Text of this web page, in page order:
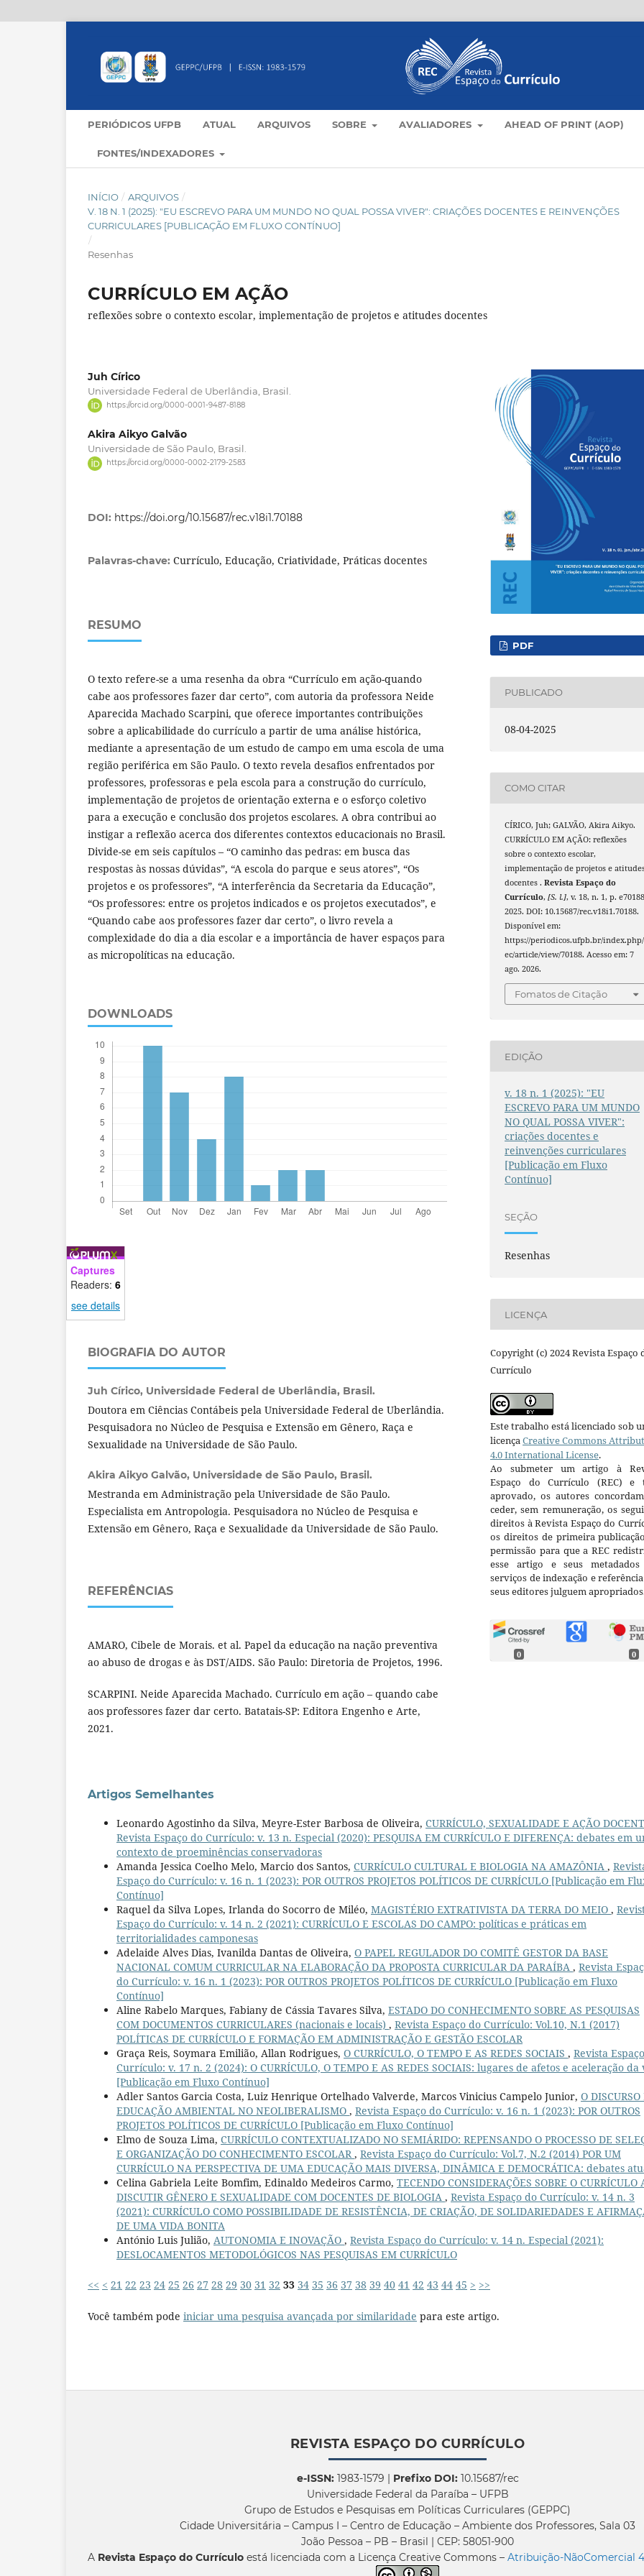
PERIÓDICOS UFPB ATUAL ARQUIVOS SOBRE AVALIADORES AHEAD OF PRINT (AOP)
FONTES/INDEXADORES
INÍCIO / ARQUIVOS /
V. 18 N. 1 (2025): "EU ESCREVO PARA UM MUNDO NO QUAL POSSA VIVER": CRIAÇÕES DOCENTES E REINVENÇÕES
CURRICULARES [PUBLICAÇÃO EM FLUXO CONTÍNUO]
/
Resenhas
CURRÍCULO EM AÇÃO
reflexões sobre o contexto escolar, implementação de projetos e atitudes docentes
Juh Círico
Universidade Federal de Uberlândia, Brasil.
https://orcid.org/0000-0001-9487-8188
Akira Aikyo Galvão
Universidade de São Paulo, Brasil.
https://orcid.org/0000-0002-2179-2583
DOI: https://doi.org/10.15687/rec.v18i1.70188
Palavras-chave: Currículo, Educação, Criatividade, Práticas docentes
RESUMO
O texto refere-se a uma resenha da obra “Currículo em ação-quando
cabe aos professores fazer dar certo”, com autoria da professora Neide
Aparecida Machado Scarpini, que oferece importantes contribuições
sobre a aplicabilidade do currículo a partir de uma análise histórica,
mediante a apresentação de um estudo de campo em uma escola de uma
região periférica em São Paulo. O texto revela desafios enfrentados por
professores, professoras e pela escola para a construção do currículo,
implementação de projetos de orientação externa e o esforço coletivo
para a execução e conclusão dos projetos escolares. A obra contribui ao
instigar a reflexão acerca dos diferentes contextos educacionais no Brasil.
Divide-se em seis capítulos – “O caminho das pedras: em busca das
respostas às nossas dúvidas”, “A escola do parque e seus atores”, “Os
projetos e os professores”, “A interferência da Secretaria da Educação”,
“Os professores: entre os projetos indicados e os projetos executados”, e
“Quando cabe aos professores fazer dar certo”, o livro revela a
complexidade do dia a dia escolar e a importância de haver espaços para
as micropolíticas na educação.
DOWNLOADS
Captures
Readers: 6
see details
BIOGRAFIA DO AUTOR
Juh Círico, Universidade Federal de Uberlândia, Brasil.
Doutora em Ciências Contábeis pela Universidade Federal de Uberlândia.
Pesquisadora no Núcleo de Pesquisa e Extensão em Gênero, Raça e
Sexualidade na Universidade de São Paulo.
Akira Aikyo Galvão, Universidade de São Paulo, Brasil.
Mestranda em Administração pela Universidade de São Paulo.
Especialista em Antropologia. Pesquisadora no Núcleo de Pesquisa e
Extensão em Gênero, Raça e Sexualidade da Universidade de São Paulo.
REFERÊNCIAS
AMARO, Cibele de Morais. et al. Papel da educação na nação preventiva
ao abuso de drogas e às DST/AIDS. São Paulo: Diretoria de Projetos, 1996.
SCARPINI. Neide Aparecida Machado. Currículo em ação – quando cabe
aos professores fazer dar certo. Batatais-SP: Editora Engenho e Arte,
2021.
PDF
PUBLICADO
08-04-2025
COMO CITAR
CÍRICO, Juh; GALVÃO, Akira Aikyo.
CURRÍCULO EM AÇÃO: reflexões
sobre o contexto escolar,
implementação de projetos e
docentes .Revista Espaço do
Currículo,[S. l.], v. 18, n. 1, p.
2025. DOI: 10.15687/rec.v18i1.70188.
Disponível em:
https://periodicos.ufpb.br/
ec/article/view/70188. Acesso em: 7
ago. 2026.
Fomatos de Citação
EDIÇÃO
v. 18 n. 1 (2025): "EU
ESCREVO PARA UM MUNDO
NO QUAL POSSA VIVER":
criações docentes e
reinvenções curriculares
[Publicação em Fluxo
Contínuo]
SEÇÃO
Resenhas
LICENÇA
Copyright (c) 2024 Revista Espaço
Currículo
Este trabalho está licenciado sob
licençaCreative Commons
4.0 International License.
Ao submeter um artigo à
Espaço do Currículo (REC) e
aprovado, os autores
ceder, sem remuneração, os
direitos à Revista Espaço do
os direitos de primeira
permissão para que a REC
esse artigo e seus metadados
serviços de indexação e
seus editores julguem
0 0
Artigos Semelhantes
Leonardo Agostinho da Silva, Meyre-Ester Barbosa de Oliveira, CURRÍCULO, SEXUALIDADE E AÇÃO
Revista Espaço do Currículo: v. 13 n. Especial (2020): PESQUISA EM CURRÍCULO E DIFERENÇA: debates em
contexto de proeminências conservadoras
Amanda Jessica Coelho Melo, Marcio dos Santos, CURRÍCULO CULTURAL E BIOLOGIA NA AMAZÔNIA ,
Espaço do Currículo: v. 16 n. 1 (2023): POR OUTROS PROJETOS POLÍTICOS DE CURRÍCULO [Publicação em
Contínuo]
Raquel da Silva Lopes, Irlanda do Socorro de Miléo, MAGISTÉRIO EXTRATIVISTA DA TERRA DO MEIO ,
Espaço do Currículo: v. 14 n. 2 (2021): CURRÍCULO E ESCOLAS DO CAMPO: políticas e práticas em
territorialidades camponesas
Adelaide Alves Dias, Ivanilda Dantas de Oliveira, O PAPEL REGULADOR DO COMITÊ GESTOR DA BASE
NACIONAL COMUM CURRICULAR NA ELABORAÇÃO DA PROPOSTA CURRICULAR DA PARAÍBA , Revista
do Currículo: v. 16 n. 1 (2023): POR OUTROS PROJETOS POLÍTICOS DE CURRÍCULO [Publicação em Fluxo
Contínuo]
Aline Rabelo Marques, Fabiany de Cássia Tavares Silva, ESTADO DO CONHECIMENTO SOBRE AS PESQUISAS
COM DOCUMENTOS CURRICULARES (nacionais e locais) , Revista Espaço do Currículo: Vol.10, N.1 (2017)
POLÍTICAS DE CURRÍCULO E FORMAÇÃO EM ADMINISTRAÇÃO E GESTÃO ESCOLAR
Graça Reis, Soymara Emilião, Allan Rodrigues, O CURRÍCULO, O TEMPO E AS REDES SOCIAIS , Revista
Currículo: v. 17 n. 2 (2024): O CURRÍCULO, O TEMPO E AS REDES SOCIAIS: lugares de afetos e aceleração da
[Publicação em Fluxo Contínuo]
Adler Santos Garcia Costa, Luiz Henrique Ortelhado Valverde, Marcos Vinicius Campelo Junior, O DISCURSO
EDUCAÇÃO AMBIENTAL NO NEOLIBERALISMO , Revista Espaço do Currículo: v. 16 n. 1 (2023): POR OUTROS
PROJETOS POLÍTICOS DE CURRÍCULO [Publicação em Fluxo Contínuo]
Elmo de Souza Lima, CURRÍCULO CONTEXTUALIZADO NO SEMIÁRIDO: REPENSANDO O PROCESSO DE
E ORGANIZAÇÃO DO CONHECIMENTO ESCOLAR , Revista Espaço do Currículo: Vol.7, N.2 (2014) POR UM
CURRÍCULO NA PERSPECTIVA DE UMA EDUCAÇÃO MAIS DIVERSA, DINÂMICA E DEMOCRÁTICA: debates
Celina Gabriela Leite Bomfim, Edinaldo Medeiros Carmo, TECENDO CONSIDERAÇÕES SOBRE O CURRÍCULO
DISCUTIR GÊNERO E SEXUALIDADE COM DOCENTES DE BIOLOGIA , Revista Espaço do Currículo: v. 14 n. 3
(2021): CURRÍCULO COMO POSSIBILIDADE DE RESISTÊNCIA, DE CRIAÇÃO, DE SOLIDARIEDADES E
DE UMA VIDA BONITA
António Luis Julião, AUTONOMIA E INOVAÇÃO , Revista Espaço do Currículo: v. 14 n. Especial (2021):
DESLOCAMENTOS METODOLÓGICOS NAS PESQUISAS EM CURRÍCULO
<< < 21 22 23 24 25 26 27 28 29 30 31 32 33 34 35 36 37 38 39 40 41 42 43 44 45 > >>
Você também pode iniciar uma pesquisa avançada por similaridade para este artigo.
REVISTA ESPAÇO DO CURRÍCULO
e-ISSN:1983-1579 | Prefixo DOI:10.15687/rec
Universidade Federal da Paraíba – UFPB
Grupo de Estudos e Pesquisas em Políticas Curriculares (GEPPC)
Cidade Universitária – Campus I – Centro de Educação – Ambiente dos Professores, Sala 03
João Pessoa – PB – Brasil | CEP: 58051-900
A Revista Espaço do Currículo está licenciada com a Licença Creative Commons – Atribuição-NãoComercial